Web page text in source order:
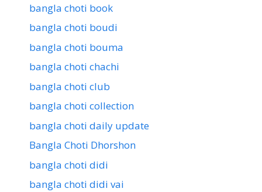
bangla choti book
bangla choti boudi
bangla choti bouma
bangla choti chachi
bangla choti club
bangla choti collection
bangla choti daily update
Bangla Choti Dhorshon
bangla choti didi
bangla choti didi vai